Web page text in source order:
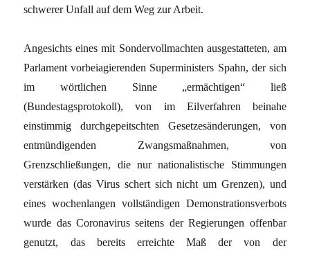
schwerer Unfall auf dem Weg zur Arbeit.
Angesichts eines mit Sondervollmachten ausgestatteten, am
Parlament vorbeiagierenden Superministers Spahn, der sich
im wörtlichen Sinne „ermächtigen“ ließ
(Bundestagsprotokoll), von im Eilverfahren beinahe
einstimmig durchgepeitschten Gesetzesänderungen, von
entmündigenden Zwangsmaßnahmen, von
Grenzschließungen, die nur nationalistische Stimmungen
verstärken (das Virus schert sich nicht um Grenzen), und
eines wochenlangen vollständigen Demonstrationsverbots
wurde das Coronavirus seitens der Regierungen offenbar
genutzt, das bereits erreichte Maß der von der